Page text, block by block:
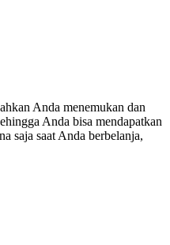
Anda menemukan dan
Anda bisa mendapatkan
saja saat Anda berbelanja,